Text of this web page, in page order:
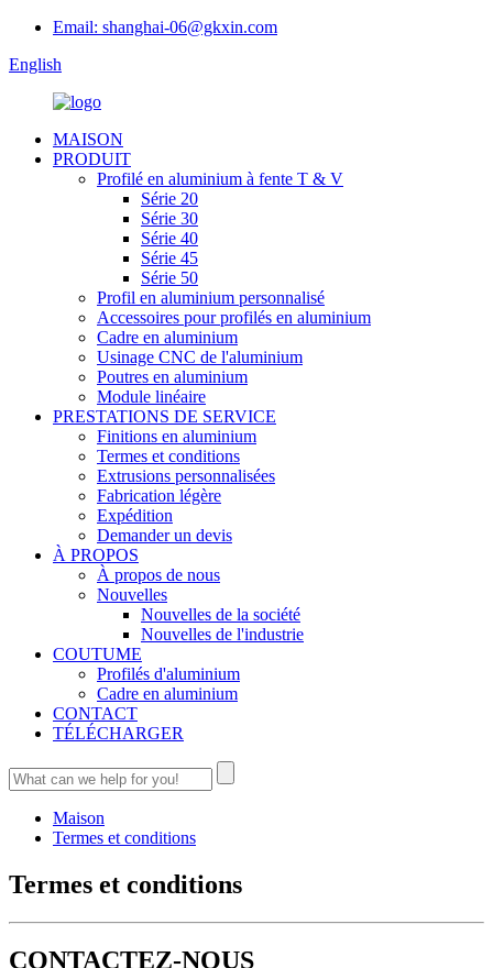
Email: shanghai-06@gkxin.com
English
MAISON
PRODUIT
Profilé en aluminium à fente T & V
Série 20
Série 30
Série 40
Série 45
Série 50
Profil en aluminium personnalisé
Accessoires pour profilés en aluminium
Cadre en aluminium
Usinage CNC de l'aluminium
Poutres en aluminium
Module linéaire
PRESTATIONS DE SERVICE
Finitions en aluminium
Termes et conditions
Extrusions personnalisées
Fabrication légère
Expédition
Demander un devis
À PROPOS
À propos de nous
Nouvelles
Nouvelles de la société
Nouvelles de l'industrie
COUTUME
Profilés d'aluminium
Cadre en aluminium
CONTACT
TÉLÉCHARGER
Maison
Termes et conditions
Termes et conditions
CONTACTEZ-NOUS